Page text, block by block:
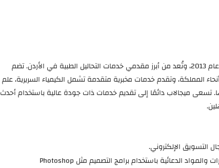
تأسست مجموعة مختبرات ميجالاب في عام 2013، وتُعد من أبرز مقدمي خدمات التحاليل الطبية في الأردن. تضم
أنحاء المملكة، وتقدم خدمات مخبرية متقدمة تشمل الكيمياء السريرية، علم
تسعى ميجالاب دائمًا إلى تقديم خدمات ذات جودة عالية باستخدام أحدث
مهارة عالية في تصميم المنشورات والمواد الدعائية باستخدام برامج التصميم مثل Photoshop